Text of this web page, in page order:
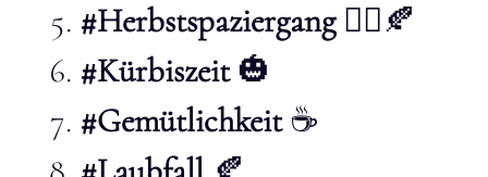
#Herbstspaziergang🚶‍♂️🍂
#Kürbiszeit🎃
#Gemütlichkeit☕